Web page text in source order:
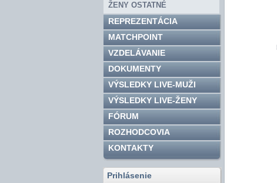
ŽENY OSTATNÉ
REPREZENTÁCIA
MATCHPOINT
VZDELÁVANIE
DOKUMENTY
VÝSLEDKY LIVE-MUŽI
VÝSLEDKY LIVE-ŽENY
FÓRUM
ROZHODCOVIA
KONTAKTY
Prihlásenie